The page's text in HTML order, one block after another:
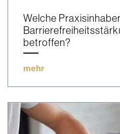
Welche
betroffen?
mehr